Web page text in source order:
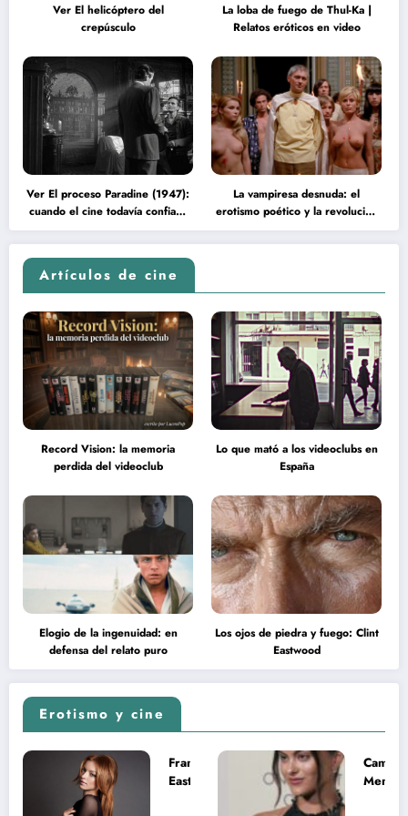
Ver El helicóptero del
crepúsculo
La loba de fuego de Thul-Ka |
Relatos eróticos en video
Ver El proceso Paradine (1947):
cuando el cine todavía confiaba
en la inteligencia del espectador
La vampiresa desnuda: el
erotismo poético y la revolución
psicodélica de Jean Rollin
Artículos de cine
Record Vision: la memoria
perdida del videoclub
Lo que mató a los videoclubs en
España
Elogio de la ingenuidad: en
defensa del relato puro
Los ojos de piedra y fuego: Clint
Eastwood
Erotismo y cine
Francesca
Eastwood y
Camila
Mendes